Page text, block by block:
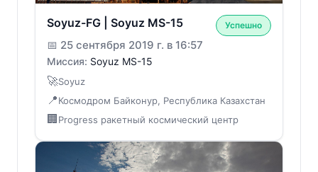
Soyuz-FG | Soyuz MS-15 Успешно
📅 25 сентября 2019 г. в 16:57
Миссия: Soyuz MS-15
🚀Soyuz
📍Космодром Байконур, Республика Казахстан
🏢 Progress ракетный космический центр